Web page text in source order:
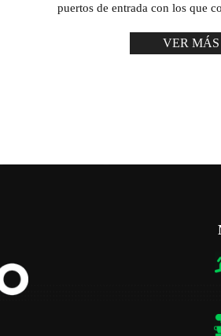
puertos de entrada con los que
VER MÁS